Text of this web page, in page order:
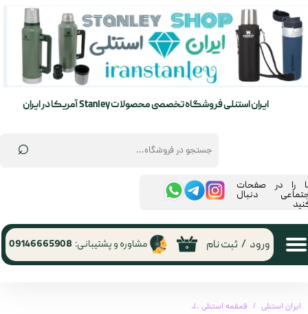
⌕
ایران استنلی فروشگاه تخصصی محصولات Stanley آمریکا در ایران
۰ ورود / ثبت نام
حساب کاربری من
تغییر گذر واژه
مشاوره و پشتیبانی: 09146665908
را در صفحات
دنبال
ایران استنلی قمقمه استنلی